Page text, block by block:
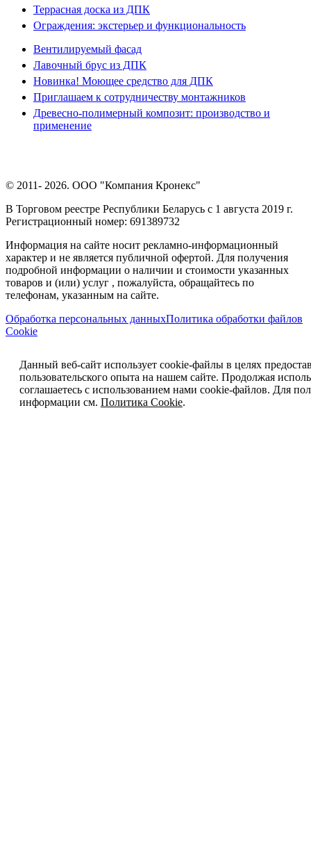
Террасная доска из ДПК
Ограждения: экстерьер и функциональность
Вентилируемый фасад
Лавочный брус из ДПК
Новинка! Моющее средство для ДПК
Приглашаем к сотрудничеству монтажников
Древесно-полимерный композит: производство и
применение
© 2011- 2026. ООО "Компания Кронекс"
В Торговом реестре Республики Беларусь с 1 августа 2019 г.
Регистрационный номер: 691389732
Информация на сайте носит рекламно-информационный
характер и не является публичной офертой. Для получения
подробной информации о наличии и стоимости указанных
товаров и (или) услуг , пожалуйста, обращайтесь по
телефонам, указанным на сайте.
Обработка персональных данныхПолитика обработки файлов
Cookie
Данный веб-сайт использует cookie-файлы в целях
пользовательского опыта на нашем сайте. Продолжая
соглашаетесь с использованием нами cookie-файлов. Для
информации см. Политика Cookie.